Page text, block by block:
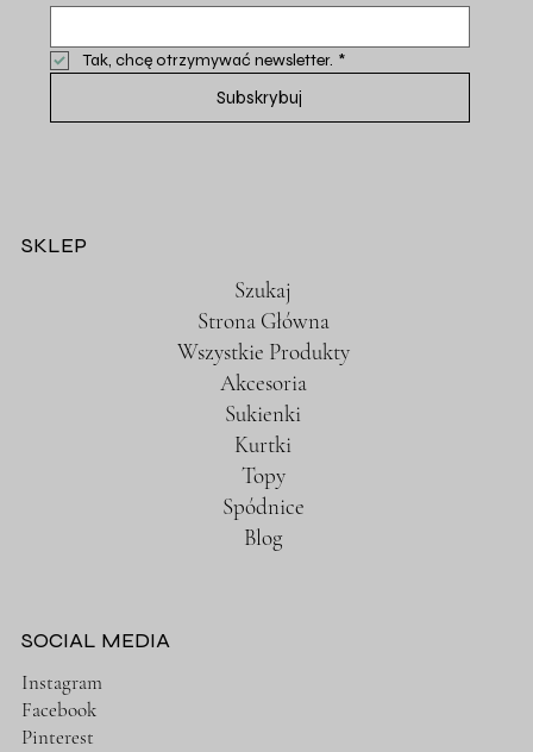
Tak, chcę otrzymywać newsletter. *
Subskrybuj
SKLEP
Szukaj
Strona Główna
Wszystkie Produkty
Akcesoria
Sukienki
Kurtki
Topy
Spódnice
Blog
SOCIAL MEDIA
Instagram
Facebook
Pinterest